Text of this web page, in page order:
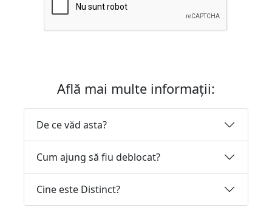
Află mai multe informații:
De ce văd asta?
Cum ajung să fiu deblocat?
Cine este Distinct?